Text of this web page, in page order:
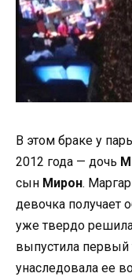
В этом браке у
2012 года — дочь
сын Мирон.
девочка получает
уже твердо
выпустила первый
унаследовала ее